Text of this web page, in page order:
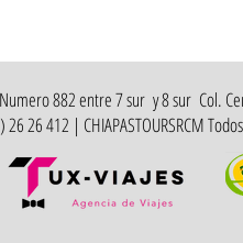
882 entre 7 sur y 8 sur Col.
26 412 | CHIAPASTOURSRCM